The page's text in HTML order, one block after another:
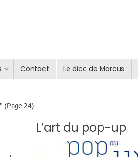
Contact Le dico de Marcus
(Page 24)
L’art du pop-up